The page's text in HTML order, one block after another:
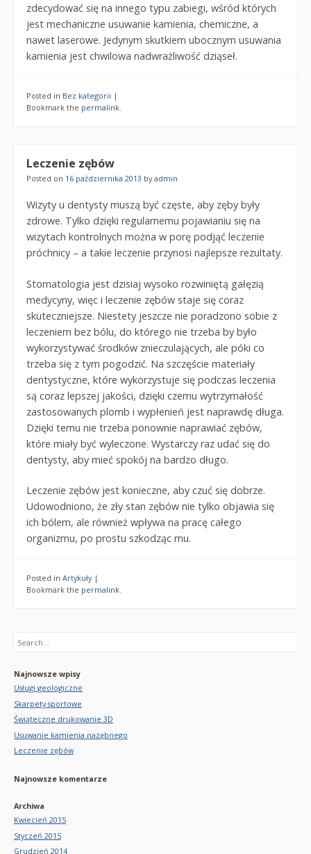
zdecydować się na innego typu zabiegi, wśród których
jest mechaniczne usuwanie kamienia, chemiczne, a
nawet laserowe. Jedynym skutkiem ubocznym usuwania
kamienia jest chwilowa nadwrażliwość dziąseł.
Posted in Bez kategorii |
Bookmark the permalink
Leczenie zębów
Posted on 16 października 2013 byadmin
Wizyty u dentysty muszą być częste, aby zęby były
zdrowe. Tylko dzięki regularnemu pojawianiu się na
wizytach kontrolnych można w porę podjąć leczenie
próchnicy – a takie leczenie przynosi najlepsze rezultaty.
Stomatologia jest dzisiaj wysoko rozwiniętą gałęzią
medycyny, więc i leczenie zębów staje się coraz
skuteczniejsze. Niestety jeszcze nie poradzono sobie z
leczeniem bez bólu, do którego nie trzeba by było
wykorzystywać środków znieczulających, ale póki co
trzeba się z tym pogodzić. Na szczęście materiały
dentystyczne, które wykorzystuje się podczas leczenia
są coraz lepszej jakości, dzięki czemu wytrzymałość
zastosowanych plomb i wypłenień jest naprawdę długa.
Dzięki temu nie trzeba ponownie naprawiać zębów,
które miały być wyleczone. Wystarczy raz udać się do
dentysty, aby mieć spokój na bardzo długo.
Leczenie zębów jest konieczne, aby czuć się dobrze.
Udowodniono, że zły stan zębów nie tylko objawia się
ich bólem, ale również wpływa na pracę całego
organizmu, po prostu szkodząc mu.
Posted in Artykuły |
Bookmark the permalink.
Search
Najnowsze wpisy
Usługi geologiczne
Skarpety sportowe
Świąteczne drukowanie 3D
Usuwanie kamienia nazębnego
Leczenie zębów
Najnowsze komentarze
Archiwa
Kwiecień 2015
Styczeń 2015
Grudzień 2014